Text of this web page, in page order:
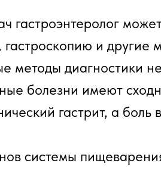
гастроэнтеролог
и другие
методы диагностики
болезни имеют
гастрит, а
системы